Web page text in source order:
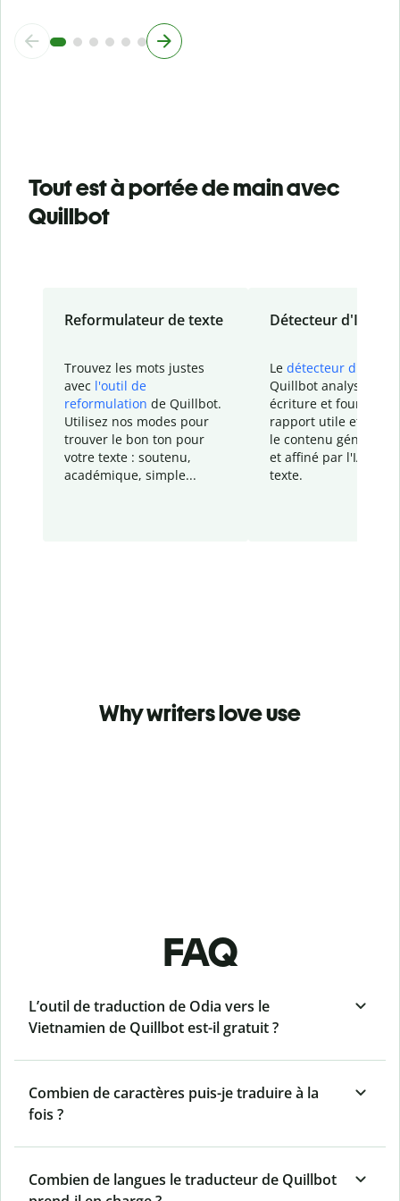
Tout est à portée de main avec
Quillbot
Reformulateur de texte
Trouvez les mots justes
avec l'outil de
reformulation de Quillbot.
Utilisez nos modes pour
trouver le bon ton pour
votre texte : soutenu,
académique, simple...
Détecteur d'IA
Le détecteur d'IA
Quillbot analyse votre
écriture et fournit un
rapport utile et
le contenu généré
et affiné par l'IA
texte.
Why writers love use
FAQ
L’outil de traduction de Odia vers le
Vietnamien de Quillbot est-il gratuit ?
Combien de caractères puis-je traduire à la
fois ?
Combien de langues le traducteur de Quillbot